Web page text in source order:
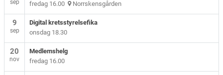
sep
fredag 16.00 Norrskensgården
9
sep
Digital kretsstyrelsefika
onsdag 18.30
20
nov
Medlemshelg
fredag 16.00